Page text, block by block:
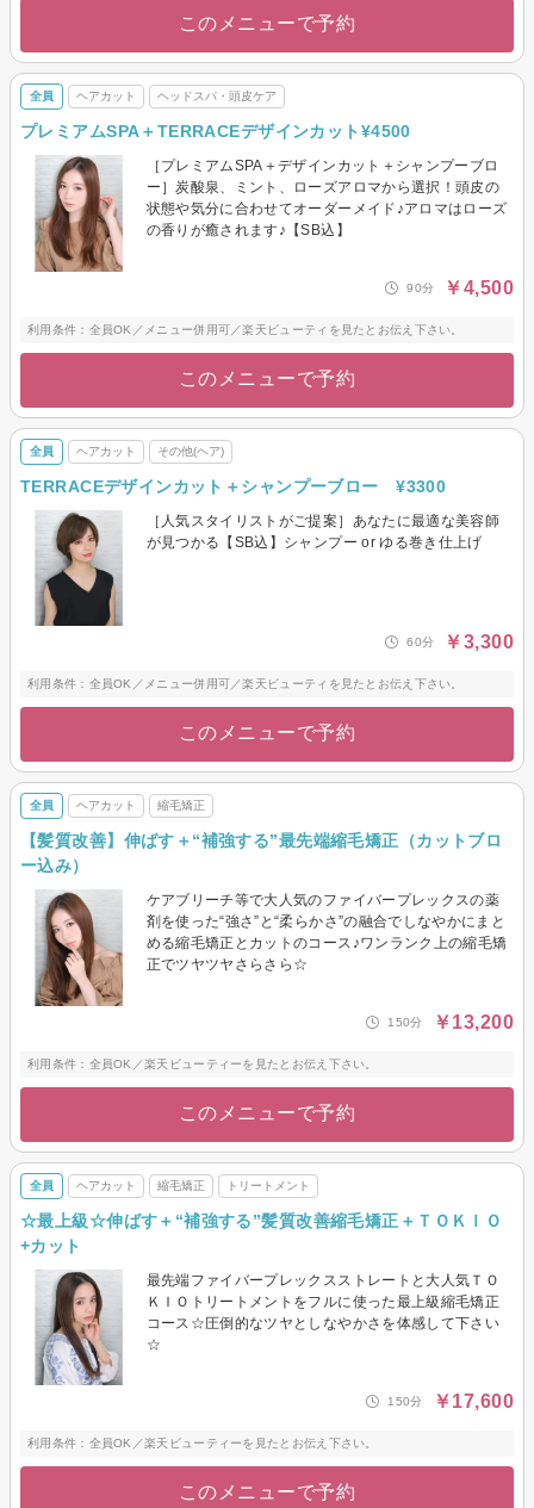
このメニューで予約
全員 ヘアカット ヘッドスパ・頭皮ケア
プレミアムSPA＋TERRACEデザインカット¥4500
［プレミアムSPA＋デザインカット＋シャンプーブロ
ー］炭酸泉、ミント、ローズアロマから選択！頭皮の
状態や気分に合わせてオーダーメイド♪アロマはローズ
の香りが癒されます♪【SB込】
90分 ￥4,500
利用条件：全員OK／メニュー併用可／楽天ビューティを見たとお伝え下さい。
このメニューで予約
全員 ヘアカット その他(ヘア)
TERRACEデザインカット＋シャンプーブロー ¥3300
［人気スタイリストがご提案］あなたに最適な美容師
が見つかる【SB込】シャンプー or ゆる巻き仕上げ
60分 ￥3,300
利用条件：全員OK／メニュー併用可／楽天ビューティを見たとお伝え下さい。
このメニューで予約
全員 ヘアカット 縮毛矯正
【髪質改善】伸ばす＋“補強する”最先端縮毛矯正（カットブロ
ー込み）
ケアブリーチ等で大人気のファイバープレックスの薬
剤を使った“強さ”と“柔らかさ”の融合でしなやかにまと
める縮毛矯正とカットのコース♪ワンランク上の縮毛矯
正でツヤツヤさらさら☆
150分 ￥13,200
利用条件：全員OK／楽天ビューティーを見たとお伝え下さい。
このメニューで予約
全員 ヘアカット 縮毛矯正 トリートメント
☆最上級☆伸ばす＋“補強する”髪質改善縮毛矯正＋ＴＯＫＩＯ
+カット
最先端ファイバープレックスストレートと大人気ＴＯ
ＫＩＯトリートメントをフルに使った最上級縮毛矯正
コース☆圧倒的なツヤとしなやかさを体感して下さい
☆
150分 ￥17,600
利用条件：全員OK／楽天ビューティーを見たとお伝え下さい。
このメニューで予約